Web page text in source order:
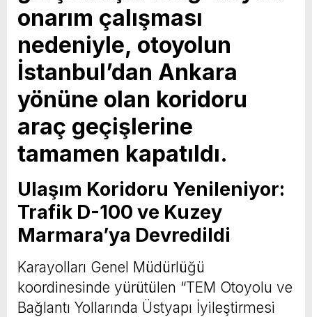
onarım çalışması
nedeniyle, otoyolun
İstanbul’dan Ankara
yönüne olan koridoru
araç geçişlerine
tamamen kapatıldı.
Ulaşım Koridoru Yenileniyor:
Trafik D-100 ve Kuzey
Marmara’ya Devredildi
Karayolları Genel Müdürlüğü
koordinesinde yürütülen “TEM Otoyolu ve
Bağlantı Yollarında Üstyapı İyileştirmesi